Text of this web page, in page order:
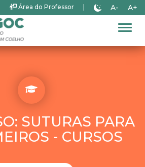
Área do Professor A- A+
SUTURAS PARA
- CURSOS